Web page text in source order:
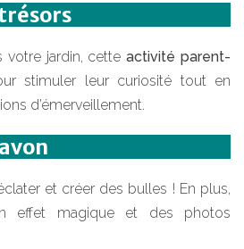
votre jardin, cetteactivité parent-
stimuler leur curiosité tout en
d’émerveillement.
et créer des bulles ! En plus,
effet magique et des photos